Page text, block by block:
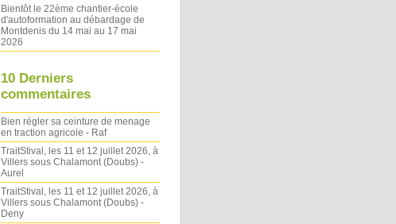
Bientôt le 22ème chantier-école
d'autoformation au débardage de
Montdenis du 14 mai au 17 mai
2026
10 Derniers
commentaires
Bien régler sa ceinture de menage
en traction agricole - Raf
TraitStival, les 11 et 12 juillet 2026, à
Villers sous Chalamont (Doubs) -
Aurel
TraitStival, les 11 et 12 juillet 2026, à
Villers sous Chalamont (Doubs) -
Deny